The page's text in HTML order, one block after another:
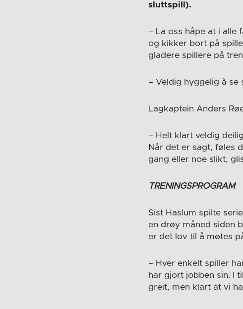
sluttspill).
– La oss håpe at i alle
og kikker bort på
gladere spillere på
– Veldig hyggelig å se
Lagkaptein Anders
– Helt klart veldig
Når det er sagt, føles
gang eller noe slikt,
TRENINGSPROGRAM
Sist Haslum spilte
en drøy måned siden
er det lov til å møtes
– Hver enkelt spiller
har gjort jobben sin. I
greit, men klart at vi